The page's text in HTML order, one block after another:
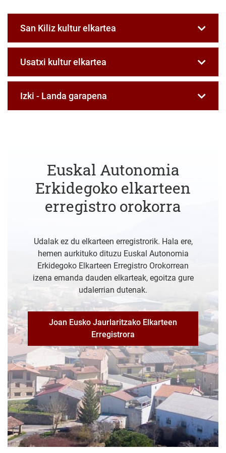
San Kiliz kultur elkartea
Usatxi kultur elkartea
Izki - Landa garapena
Euskal Autonomia
Erkidegoko elkarteen
erregistro orokorra
Udalak ez du elkarteen erregistrorik. Hala ere,
hemen aurkituko dituzu Euskal Autonomia
Erkidegoko Elkarteen Erregistro Orokorrean
izena emanda dauden elkarteak, egoitza gure
udalerrian dutenak.
Joan Eusko Jaurlaritzako Elkarteen
Erregistrora